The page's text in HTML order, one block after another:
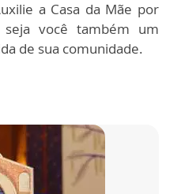
a Casa da Mãe por
você também um
de sua comunidade.